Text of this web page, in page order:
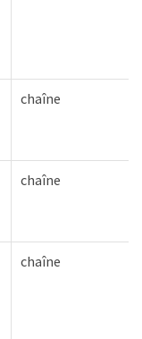
chaîne
chaîne
chaîne